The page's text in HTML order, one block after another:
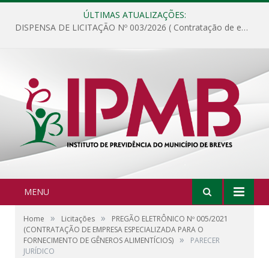
ÚLTIMAS ATUALIZAÇÕES:
DISPENSA DE LICITAÇÃO Nº 003/2026 ( Contratação de empresa para fornecimento de gêneros alimentícios não perecíveis, materiais de expediente, descartáveis, copa e cozinha, para análise e posterior publicação.)
MENU
Home » Licitações »
PREGÃO ELETRÔNICO Nº 005/2021
(CONTRATAÇÃO DE EMPRESA ESPECIALIZADA PARA O
FORNECIMENTO DE GÊNEROS ALIMENTÍCIOS) »
PARECER
JURÍDICO